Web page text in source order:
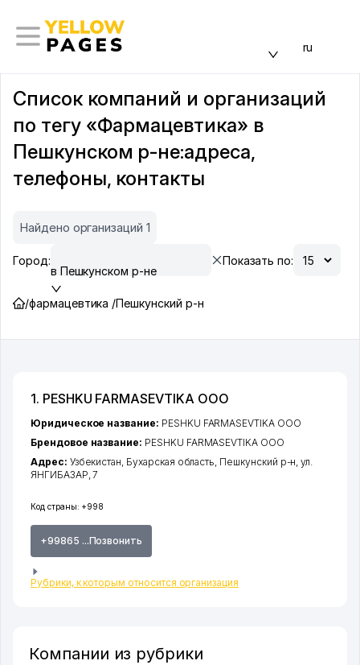
ru
Список компаний и организаций
по тегу «Фармацевтика» в
Пешкунском р-не:адреса,
телефоны, контакты
Найдено организаций 1
Город:
в Пешкунском р-не
Показать по:
/фармацевтика /Пешкунский р-н
1. PESHKU FARMASEVTIKA ООО
Код страны: +998
+99865 ...Позвонить
Рубрики, к которым относится организация
Юридическое название: PESHKU FARMASEVTIKA ООО
Брендовое название: PESHKU FARMASEVTIKA ООО
Адрес: Узбекистан, Бухарская область, Пешкунский р-н,ул.
ЯНГИБАЗАР, 7
Компании из рубрики